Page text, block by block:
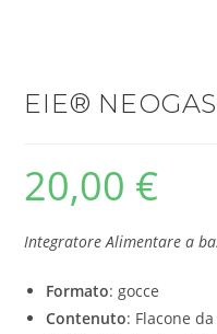
EIE®
20,00 €
Integratore Alimentare a
Formato: gocce
Contenuto: Flacone